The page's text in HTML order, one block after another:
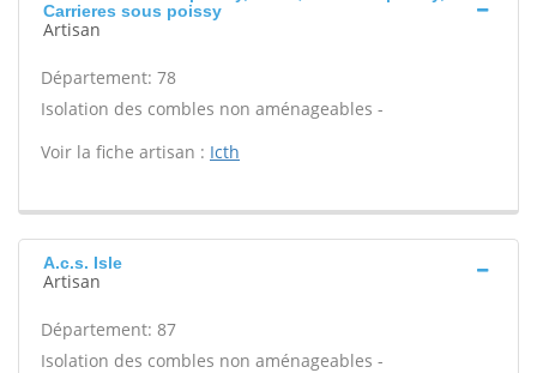
Carrieres sous poissy
Artisan
Département: 78
Isolation des combles non aménageables -
Voir la fiche artisan : Icth
A.c.s. Isle
Artisan
Département: 87
Isolation des combles non aménageables -